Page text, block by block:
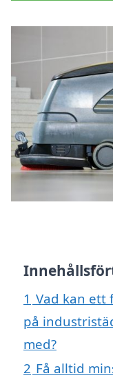
1 Vad kan ett
på
med?
2 Få alltid